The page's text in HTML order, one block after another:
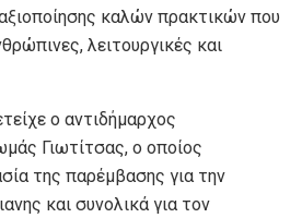
καλών πρακτικών που
λειτουργικές και
ο αντιδήμαρχος
Γιωτίτσας, ο οποίος
της παρέμβασης για την
και συνολικά για τον